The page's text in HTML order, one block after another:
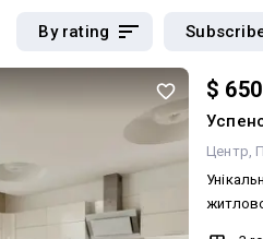
By rating
$
Центр